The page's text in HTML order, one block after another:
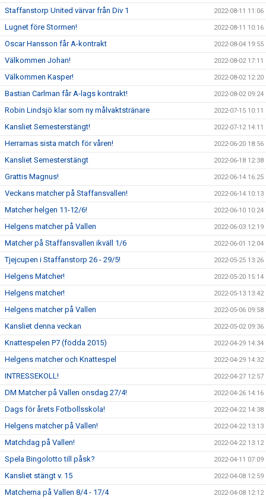
Staffanstorp United värvar från Div 1 2022-08-11 11:06
Lugnet före Stormen! 2022-08-11 10:16
Oscar Hansson får A-kontrakt 2022-08-04 19:55
Välkommen Johan! 2022-08-02 17:11
Välkommen Kasper! 2022-08-02 12:20
Bastian Carlman får A-lags kontrakt! 2022-08-02 09:24
Robin Lindsjö klar som ny målvaktstränare 2022-07-15 10:11
Kansliet Semesterstängt! 2022-07-12 14:11
Herrarnas sista match för våren! 2022-06-20 18:56
Kansliet Semesterstängt 2022-06-18 12:38
Grattis Magnus! 2022-06-14 16:25
Veckans matcher på Staffansvallen! 2022-06-14 10:13
Matcher helgen 11-12/6! 2022-06-10 10:24
Helgens matcher på Vallen 2022-06-03 12:19
Matcher på Staffansvallen ikväll 1/6 2022-06-01 12:04
Tjejcupen i Staffanstorp 26 - 29/5! 2022-05-25 13:26
Helgens Matcher! 2022-05-20 15:14
Helgens matcher! 2022-05-13 13:42
Helgens matcher på Vallen 2022-05-06 09:58
Kansliet denna veckan 2022-05-02 09:36
Knattespelen P7 (födda 2015) 2022-04-29 14:34
Helgens matcher och Knattespel 2022-04-29 14:32
INTRESSEKOLL! 2022-04-27 12:57
DM Matcher på Vallen onsdag 27/4! 2022-04-26 14:16
Dags för årets Fotbollsskola! 2022-04-22 14:38
Helgens matcher på Vallen! 2022-04-22 13:13
Matchdag på Vallen! 2022-04-22 13:12
Spela Bingolotto till påsk? 2022-04-11 07:09
Kansliet stängt v. 15 2022-04-08 12:59
Matcherna på Vallen 8/4 - 17/4 2022-04-08 12:12